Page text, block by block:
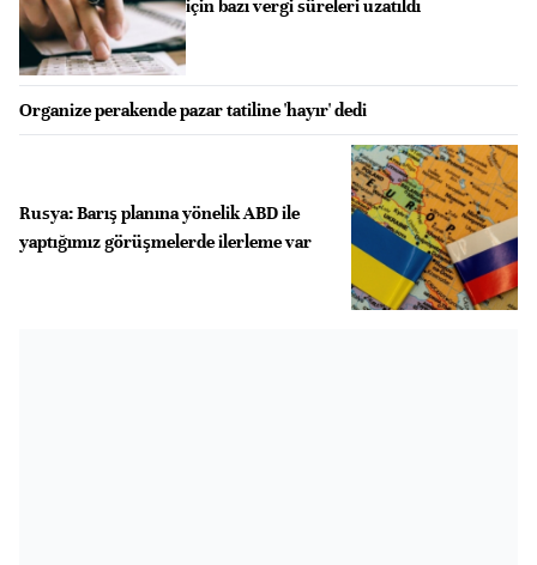
için bazı vergi süreleri uzatıldı
Organize perakende pazar tatiline 'hayır' dedi
Rusya: Barış planına yönelik ABD ile
yaptığımız görüşmelerde ilerleme var